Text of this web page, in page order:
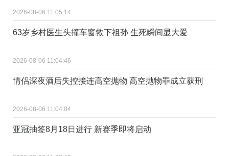
2026-08-06 11:05:14
63岁乡村医生头撞车窗救下祖孙 生死瞬间显大爱
2026-08-06 11:04:46
情侣深夜酒后失控接连高空抛物 高空抛物罪成立获刑
2026-08-06 11:04:04
亚冠抽签8月18日进行 新赛季即将启动